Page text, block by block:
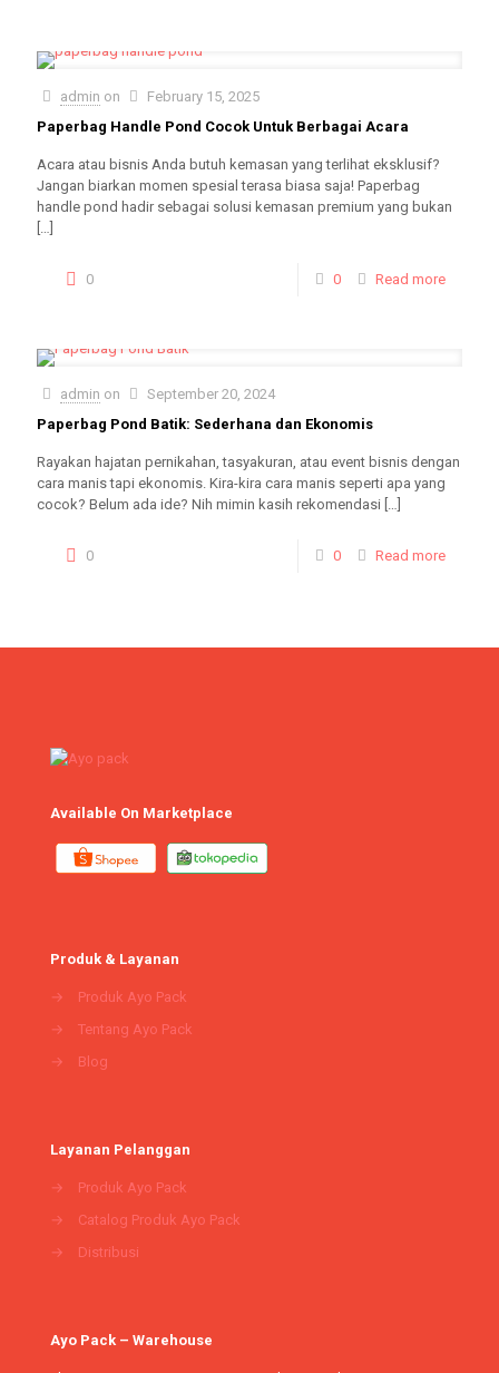
admin on
February 15, 2025
Paperbag Handle Pond Cocok Untuk Berbagai Acara
Acara atau bisnis Anda butuh kemasan yang terlihat eksklusif?
Jangan biarkan momen spesial terasa biasa saja! Paperbag
handle pond hadir sebagai solusi kemasan premium yang bukan
[…]
0 0 Read more
admin on
September 20, 2024
Paperbag Pond Batik: Sederhana dan Ekonomis
Rayakan hajatan pernikahan, tasyakuran, atau event bisnis dengan
cara manis tapi ekonomis. Kira-kira cara manis seperti apa yang
cocok? Belum ada ide? Nih mimin kasih rekomendasi […]
0 0 Read more
Available On Marketplace
Produk & Layanan
→
Produk Ayo Pack
→
Tentang Ayo Pack
→
Blog
Layanan Pelanggan
→
Produk Ayo Pack
→
Catalog Produk Ayo Pack
→
Distribusi
Ayo Pack – Warehouse